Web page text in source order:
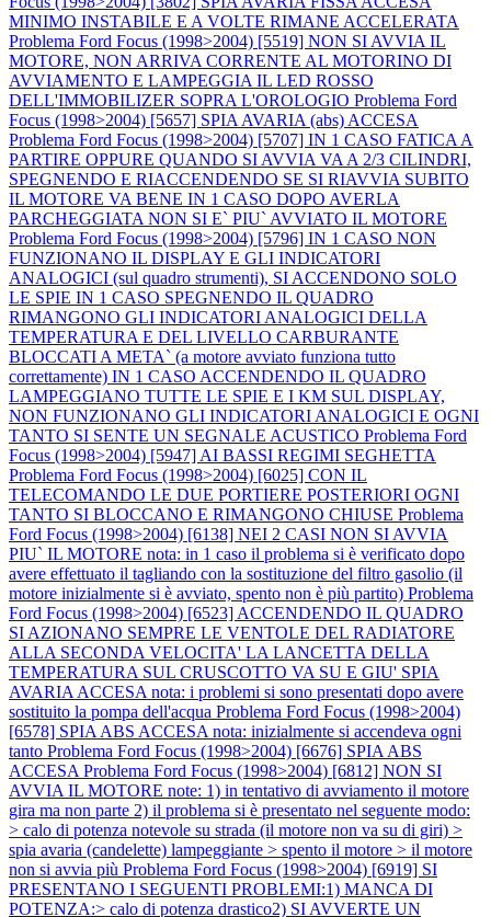
MINIMO INSTABILE E A VOLTE RIMANE ACCELERATA
Problema Ford Focus (1998>2004) [5519] NON SI AVVIA IL
MOTORE, NON ARRIVA CORRENTE AL MOTORINO DI
AVVIAMENTO E LAMPEGGIA IL LED ROSSO
DELL'IMMOBILIZER SOPRA L'OROLOGIO Problema Ford
Focus (1998>2004) [5657] SPIA AVARIA (abs) ACCESA
Problema Ford Focus (1998>2004) [5707] IN 1 CASO FATICA A
PARTIRE OPPURE QUANDO SI AVVIA VA A 2/3 CILINDRI,
SPEGNENDO E RIACCENDENDO SE SI RIAVVIA SUBITO
IL MOTORE VA BENE IN 1 CASO DOPO AVERLA
PARCHEGGIATA NON SI E` PIU` AVVIATO IL MOTORE
Problema Ford Focus (1998>2004) [5796] IN 1 CASO NON
FUNZIONANO IL DISPLAY E GLI INDICATORI
ANALOGICI (sul quadro strumenti), SI ACCENDONO SOLO
LE SPIE IN 1 CASO SPEGNENDO IL QUADRO
RIMANGONO GLI INDICATORI ANALOGICI DELLA
TEMPERATURA E DEL LIVELLO CARBURANTE
BLOCCATI A META` (a motore avviato funziona tutto
correttamente) IN 1 CASO ACCENDENDO IL QUADRO
LAMPEGGIANO TUTTE LE SPIE E I KM SUL DISPLAY,
NON FUNZIONANO GLI INDICATORI ANALOGICI E OGNI
TANTO SI SENTE UN SEGNALE ACUSTICO Problema Ford
Focus (1998>2004) [5947] AI BASSI REGIMI SEGHETTA
Problema Ford Focus (1998>2004) [6025] CON IL
TELECOMANDO LE DUE PORTIERE POSTERIORI OGNI
TANTO SI BLOCCANO E RIMANGONO CHIUSE Problema
Ford Focus (1998>2004) [6138] NEI 2 CASI NON SI AVVIA
PIU` IL MOTORE nota: in 1 caso il problema si è verificato dopo
avere effettuato il tagliando con la sostituzione del filtro gasolio (il
motore inizialmente si è avviato, spento non è più partito) Problema
Ford Focus (1998>2004) [6523] ACCENDENDO IL QUADRO
SI AZIONANO SEMPRE LE VENTOLE DEL RADIATORE
ALLA SECONDA VELOCITA' LA LANCETTA DELLA
TEMPERATURA SUL CRUSCOTTO VA SU E GIU' SPIA
AVARIA ACCESA nota: i problemi si sono presentati dopo avere
sostituito la pompa dell'acqua Problema Ford Focus (1998>2004)
[6578] SPIA ABS ACCESA nota: inizialmente si accendeva ogni
tanto Problema Ford Focus (1998>2004) [6676] SPIA ABS
ACCESA Problema Ford Focus (1998>2004) [6812] NON SI
AVVIA IL MOTORE note: 1) in tentativo di avviamento il motore
gira ma non parte 2) il problema si è presentato nel seguente modo:
> calo di potenza notevole su strada (il motore non va su di giri) >
spia avaria (candelette) lampeggiante > spento il motore > il motore
non si avvia più Problema Ford Focus (1998>2004) [6919] SI
PRESENTANO I SEGUENTI PROBLEMI:1) MANCA DI
POTENZA:> calo di potenza drastico2) SI AVVERTE UN